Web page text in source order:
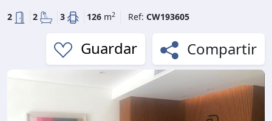
2 2 3 126 m2 Ref: CW193605
Guardar Compartir